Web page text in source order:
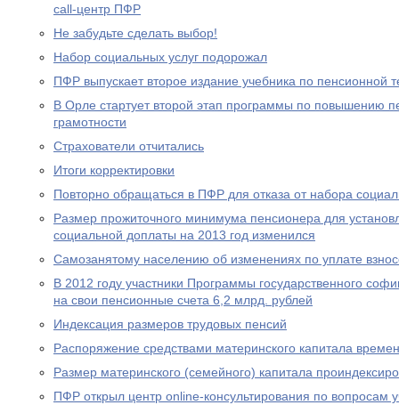
call-центр ПФР
Не забудьте сделать выбор!
Набор социальных услуг подорожал
ПФР выпускает второе издание учебника по пенсионной
В Орле стартует второй этап программы по повышению
грамотности
Страхователи отчитались
Итоги корректировки
Повторно обращаться в ПФР для отказа от набора
Размер прожиточного минимума пенсионера для
социальной доплаты на 2013 год изменился
Самозанятому населению об изменениях по уплате
В 2012 году участники Программы государственного
на свои пенсионные счета 6,2 млрд. рублей
Индексация размеров трудовых пенсий
Распоряжение средствами материнского капитала
Размер материнского (семейного) капитала
ПФР открыл центр online-консультирования по вопросам